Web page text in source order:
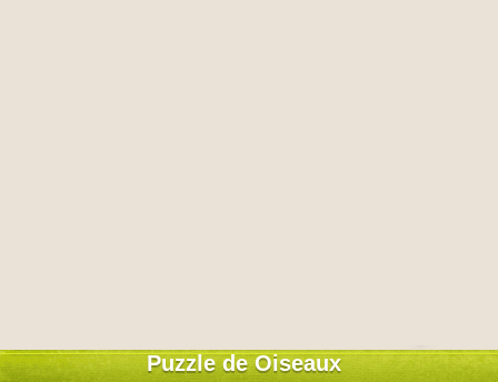
Puzzle de Oiseaux